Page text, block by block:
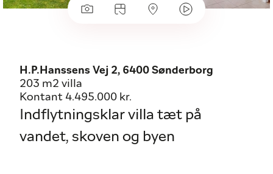
H.P.Hanssens Vej 2, 6400 Sønderborg
203 m2 villa
Kontant 4.495.000 kr.
Indflytningsklar villa tæt på
vandet, skoven og byen